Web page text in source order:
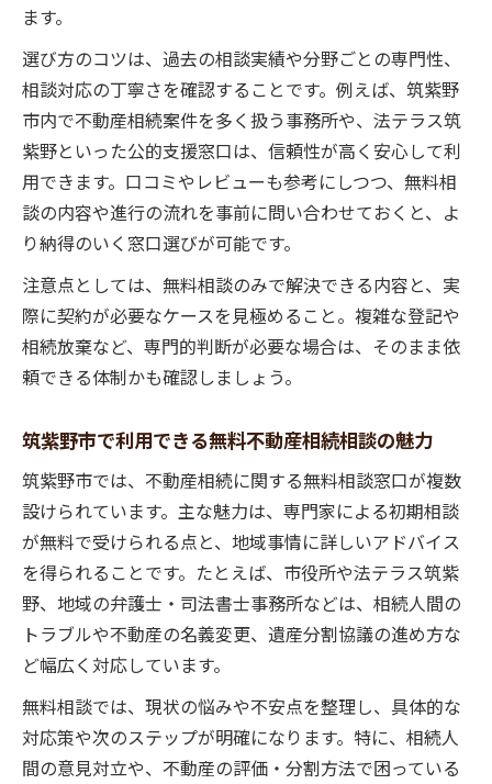
ます。
選び方のコツは、過去の相談実績や分野ごとの専門性、
相談対応の丁寧さを確認することです。例えば、筑紫野
市内で不動産相続案件を多く扱う事務所や、法テラス筑
紫野といった公的支援窓口は、信頼性が高く安心して利
用できます。口コミやレビューも参考にしつつ、無料相
談の内容や進行の流れを事前に問い合わせておくと、よ
り納得のいく窓口選びが可能です。
注意点としては、無料相談のみで解決できる内容と、実
際に契約が必要なケースを見極めること。複雑な登記や
相続放棄など、専門的判断が必要な場合は、そのまま依
頼できる体制かも確認しましょう。
筑紫野市で利用できる無料不動産相続相談の魅力
筑紫野市では、不動産相続に関する無料相談窓口が複数
設けられています。主な魅力は、専門家による初期相談
が無料で受けられる点と、地域事情に詳しいアドバイス
を得られることです。たとえば、市役所や法テラス筑紫
野、地域の弁護士・司法書士事務所などは、相続人間の
トラブルや不動産の名義変更、遺産分割協議の進め方な
ど幅広く対応しています。
無料相談では、現状の悩みや不安点を整理し、具体的な
対応策や次のステップが明確になります。特に、相続人
間の意見対立や、不動産の評価・分割方法で困っている